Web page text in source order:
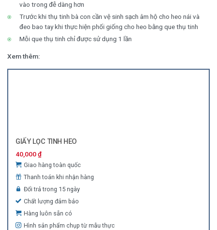
vào trong đễ dàng hơn
Trước khi thụ tinh bà con cần vệ sinh sạch âm hộ cho heo nái và
đeo bao tay khi thực hiện phối giống cho heo bằng que thụ tinh
Mỗi que thụ tinh chỉ được sử dụng 1 lần
Xem thêm:
GIẤY LỌC TINH HEO
40,000₫
Giao hàng toàn quốc
Thanh toán khi nhận hàng
Đổi trả trong 15 ngày
Chất lượng đảm bảo
Hàng luôn sẵn có
Hình sản phẩm chụp từ mẫu thực